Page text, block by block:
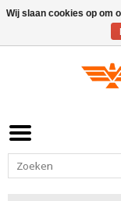
Wij slaan cookies op om